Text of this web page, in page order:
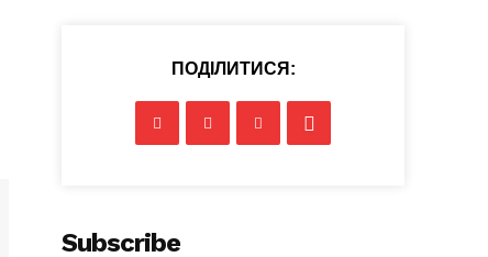
ПОДІЛИТИСЯ:
Subscribe